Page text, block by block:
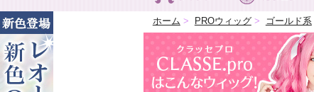
ホーム > PROウィッグ > ゴールド系